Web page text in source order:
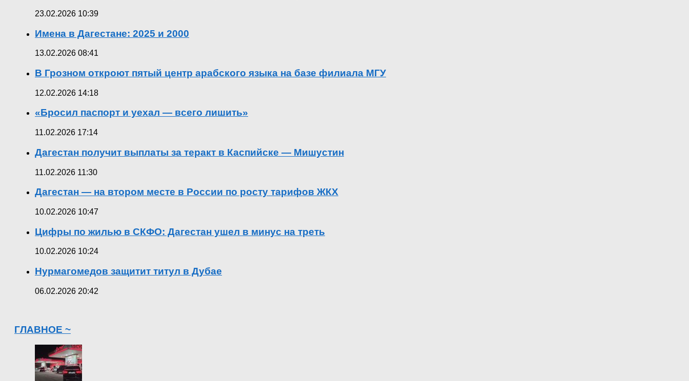
23.02.2026 10:39
Имена в Дагестане: 2025 и 2000
13.02.2026 08:41
В Грозном откроют пятый центр арабского языка на базе филиала МГУ
12.02.2026 14:18
«Бросил паспорт и уехал — всего лишить»
11.02.2026 17:14
Дагестан получит выплаты за теракт в Каспийске — Мишустин
11.02.2026 11:30
Дагестан — на втором месте в России по росту тарифов ЖКХ
10.02.2026 10:47
Цифры по жилью в СКФО: Дагестан ушел в минус на треть
10.02.2026 10:24
Нурмагомедов защитит титул в Дубае
06.02.2026 20:42
ГЛАВНОЕ ~